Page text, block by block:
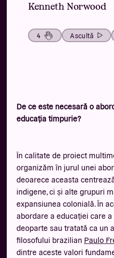
Kenneth Norwood
4 Ascultă
De ce este necesară o
educația timpurie?
În calitate de proiect
organizăm în jurul unei
deoarece aceasta
indigene, ci și alte grupuri
expansiunea colonială. În
abordare a educației care
deoparte sau tratată ca un
filosofului brazilian Paulo
dintre aceste valori